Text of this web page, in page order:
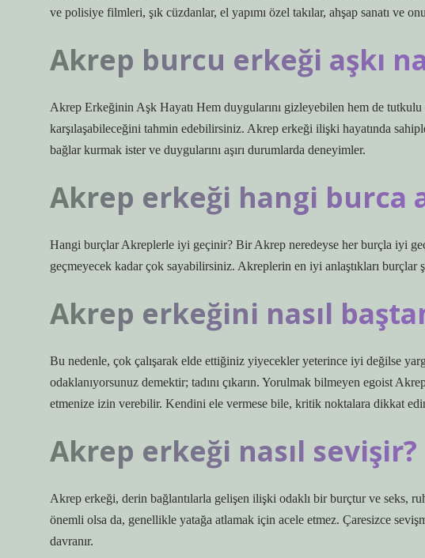
ve polisiye filmleri, şık cüzdanlar, el yapımı özel takılar, ahşap sanatı ve
Akrep burcu erkeği aşkı
Akrep Erkeğinin Aşk Hayatı Hem duygularını gizleyebilen hem de
karşılaşabileceğini tahmin edebilirsiniz. Akrep erkeği ilişki hayatında
bağlar kurmak ister ve duygularını aşırı durumlarda deneyimler.
Akrep erkeği hangi burca
Hangi burçlar Akreplerle iyi geçinir? Bir Akrep neredeyse her burçla iyi
geçmeyecek kadar çok sayabilirsiniz. Akreplerin en iyi anlaştıkları burçlar
Akrep erkeğini nasıl
Bu nedenle, çok çalışarak elde ettiğiniz yiyecekler yeterince iyi değilse
odaklanıyorsunuz demektir; tadını çıkarın. Yorulmak bilmeyen egoist
etmenize izin verebilir. Kendini ele vermese bile, kritik noktalara dikkat
Akrep erkeği nasıl sevişir?
Akrep erkeği, derin bağlantılarla gelişen ilişki odaklı bir burçtur ve seks,
önemli olsa da, genellikle yatağa atlamak için acele etmez. Çaresizce
davranır.